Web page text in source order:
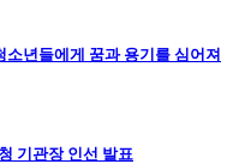
년들에게 꿈과 용기를 심어져
기관장 인선 발표